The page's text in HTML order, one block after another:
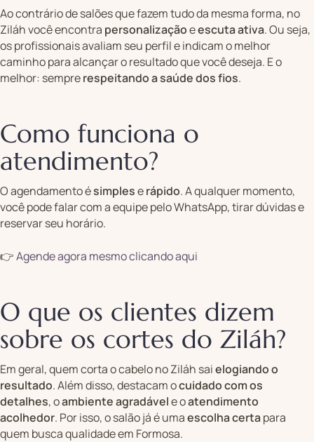
Ao contrário de salões que fazem tudo da mesma forma, no
Ziláh você encontra personalizaçãoeescuta ativa. Ou seja,
os profissionais avaliam seu perfil e indicam o melhor
caminho para alcançar o resultado que você deseja. E o
melhor: semprerespeitando a saúde dos fios.
Como funciona o
atendimento?
O agendamento ésimpleserápido. A qualquer momento,
você pode falar com a equipe pelo WhatsApp, tirar dúvidas e
reservar seu horário.
👉Agende agora mesmo clicando aqui
O que os clientes dizem
sobre os cortes do Ziláh?
Em geral, quem corta o cabelo no Ziláh saielogiando o
resultado. Além disso, destacam ocuidado com os
detalhes, oambiente agradávele oatendimento
acolhedor. Por isso, o salão já é umaescolha certapara
quem busca qualidade em Formosa.